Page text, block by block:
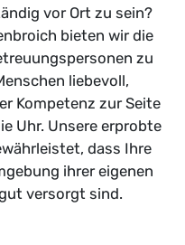
vor Ort zu sein?
bieten wir die
zu
liebevoll,
Kompetenz zur Seite
Uhr. Unsere erprobte
dass Ihre
ihrer eigenen
versorgt sind.